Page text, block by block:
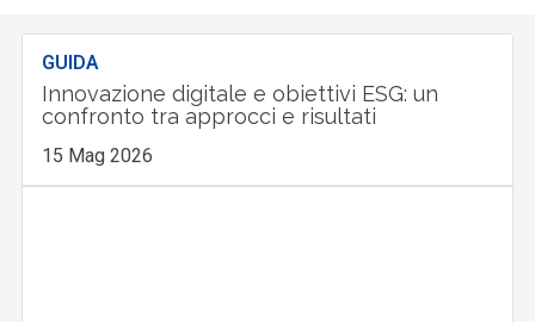
GUIDA
Innovazione digitale e obiettivi ESG: un
confronto tra approcci e risultati
15 Mag 2026